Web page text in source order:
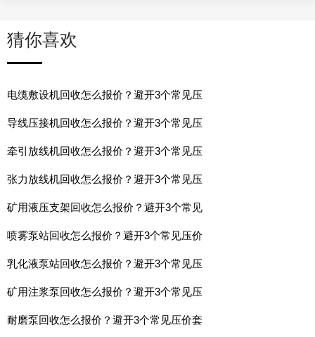
猜你喜欢
电缆敷设机回收怎么报价？避开3个常见压
导线压接机回收怎么报价？避开3个常见压
牵引放线机回收怎么报价？避开3个常见压
张力放线机回收怎么报价？避开3个常见压
矿用液压支架回收怎么报价？避开3个常见
喷雾泵站回收怎么报价？避开3个常见压价
乳化液泵站回收怎么报价？避开3个常见压
矿用注浆泵回收怎么报价？避开3个常见压
耐磨泵回收怎么报价？避开3个常见压价套